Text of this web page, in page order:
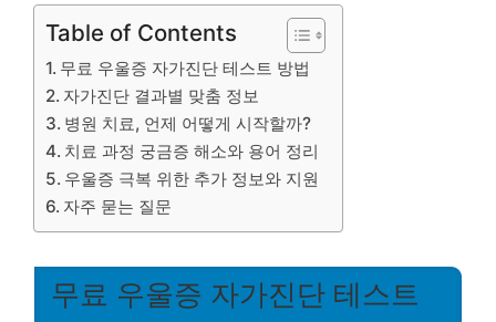
Table of Contents
무료 우울증 자가진단 테스트 방법
자가진단 결과별 맞춤 정보
병원 치료, 언제 어떻게 시작할까?
치료 과정 궁금증 해소와 용어 정리
우울증 극복 위한 추가 정보와 지원
자주 묻는 질문
무료 우울증 자가진단 테스트